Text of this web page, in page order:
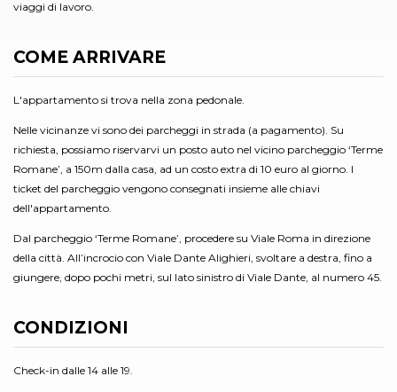
viaggi di lavoro.
COME ARRIVARE
L'appartamento si trova nella zona pedonale.
Nelle vicinanze vi sono dei parcheggi in strada (a pagamento). Su
richiesta, possiamo riservarvi un posto auto nel vicino parcheggio ‘Terme
Romane’, a 150m dalla casa, ad un costo extra di 10 euro al giorno. I
ticket del parcheggio vengono consegnati insieme alle chiavi
dell'appartamento.
Dal parcheggio ‘Terme Romane’, procedere su Viale Roma in direzione
della città. All’incrocio con Viale Dante Alighieri, svoltare a destra, fino a
giungere, dopo pochi metri, sul lato sinistro di Viale Dante, al numero 45.
CONDIZIONI
Check-in dalle 14 alle 19.